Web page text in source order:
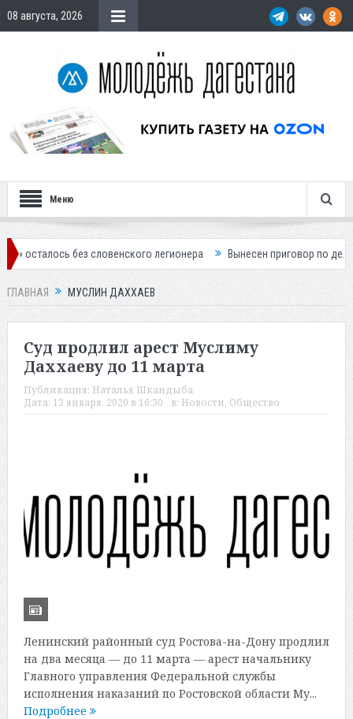
08 августа, 2026
Меню
без словенского легионера Вынесен приговор по делу о
ГЛАВНАЯ МУСЛИН ДАХХАЕВ
Суд продлил арест Муслиму
Даххаеву до 11 марта
Публикация: Наталья Шкандыба
Дата: 13 января, 2020 в 16:30 в: Новости, Общество
Ленинский районный суд Ростова-на-Дону продлил
на два месяца — до 11 марта — арест начальнику
Главного управления Федеральной службы
исполнения наказаний по Ростовской области Му...
Подробнее